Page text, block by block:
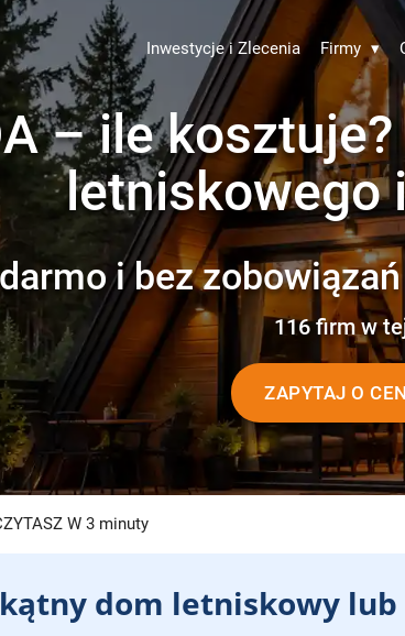
Inwestycje i Zlecenia Firmy ▾
– ile
letniskowego
i bez
116 firm w
ZAPYTAJ O
W 3 minuty
dom letniskowy lub